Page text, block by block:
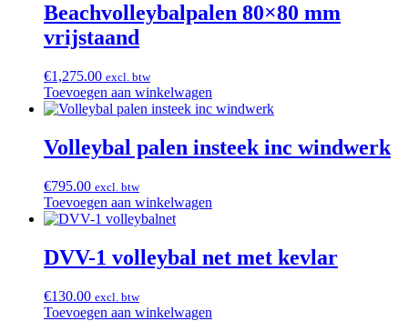
Beachvolleybalpalen 80×80 mm
vrijstaand
€1,275.00 excl. btw
Toevoegen aan winkelwagen
Volleybal palen insteek inc windwerk
€795.00 excl. btw
Toevoegen aan winkelwagen
DVV-1 volleybal net met kevlar
€130.00 excl. btw
Toevoegen aan winkelwagen